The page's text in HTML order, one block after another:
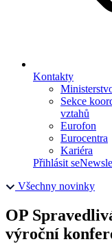
Kontakty
Sekce
vztahů
Eurofon
Eurocentra
Kariéra
Přihlásit se
Všechny novinky
OP
výroční